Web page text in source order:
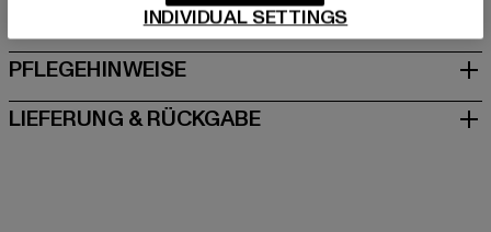
GRÖSSE & PASSFORM
PFLEGEHINWEISE
LIEFERUNG & RÜCKGABE
INDIVIDUAL SETTINGS